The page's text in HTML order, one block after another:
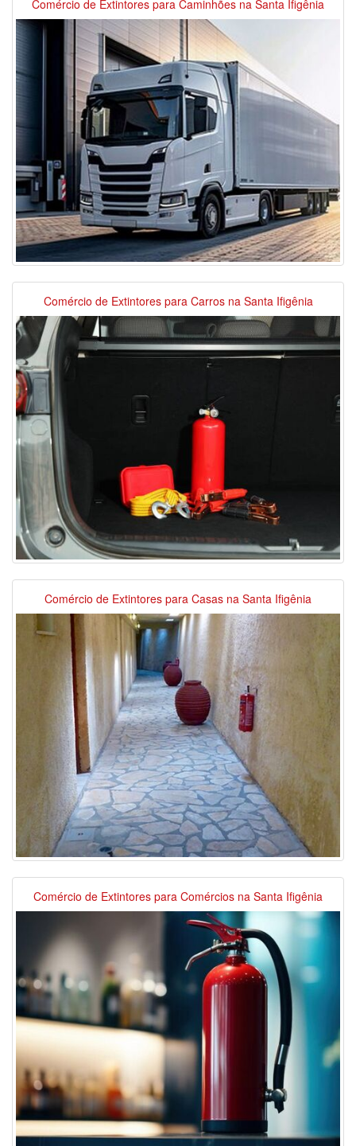
Comércio de Extintores para Caminhões na Santa Ifigênia
Comércio de Extintores para Carros na Santa Ifigênia
Comércio de Extintores para Casas na Santa Ifigênia
Comércio de Extintores para Comércios na Santa Ifigênia